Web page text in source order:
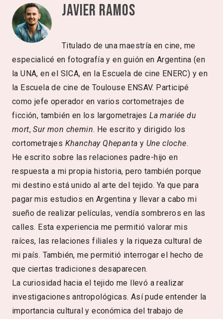
Javier Ramos
Titulado de una maestría en cine, me
especialicé en fotografía y en guión en Argentina (en
la UNA, en el SICA, en la Escuela de cine ENERC) y en
la Escuela de cine de Toulouse ENSAV. Participé
como jefe operador en varios cortometrajes de
ficción, también en los largometrajesLa mariée du
mort,Sur mon chemin. He escrito y dirigido los
cortometrajes Khanchay Qhepanta y Une cloche.
He escrito sobre las relaciones padre-hijo en
respuesta a mi propia historia, pero también porque
mi destino está unido al arte del tejido. Ya que para
pagar mis estudios en Argentina y llevar a cabo mi
sueño de realizar películas, vendía sombreros en las
calles. Esta experiencia me permitió valorar mis
raíces, las relaciones filiales y la riqueza cultural de
mi país. También, me permitió interrogar el hecho de
que ciertas tradiciones desaparecen.
La curiosidad hacia el tejido me llevó a realizar
investigaciones antropológicas. Así pude entender la
importancia cultural y económica del trabajo de